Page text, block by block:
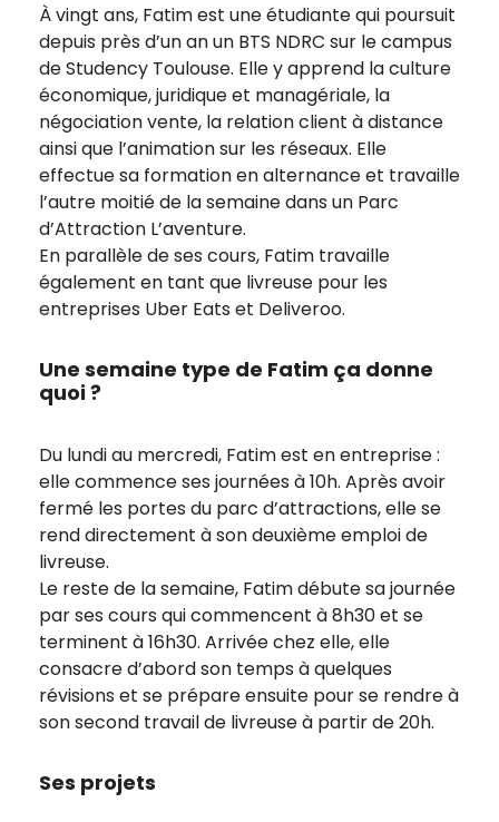
À vingt ans, Fatim est une étudiante qui poursuit
depuis près d’un an un BTS NDRC sur le campus
de Studency Toulouse. Elle y apprend la culture
économique, juridique et managériale, la
négociation vente, la relation client à distance
ainsi que l’animation sur les réseaux. Elle
effectue sa formation en alternance et travaille
l’autre moitié de la semaine dans un Parc
d’Attraction L’aventure.
En parallèle de ses cours, Fatim travaille
également en tant que livreuse pour les
entreprises Uber Eats et Deliveroo.
Une semaine type de Fatim ça donne
quoi ?
Du lundi au mercredi, Fatim est en entreprise :
elle commence ses journées à 10h. Après avoir
fermé les portes du parc d’attractions, elle se
rend directement à son deuxième emploi de
livreuse.
Le reste de la semaine, Fatim débute sa journée
par ses cours qui commencent à 8h30 et se
terminent à 16h30. Arrivée chez elle, elle
consacre d’abord son temps à quelques
révisions et se prépare ensuite pour se rendre à
son second travail de livreuse à partir de 20h.
Ses projets